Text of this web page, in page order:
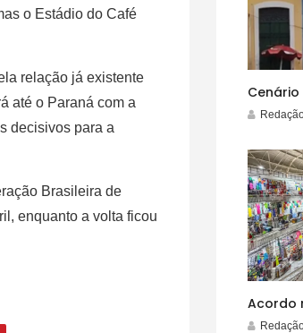
o Estádio do Café
relação já existente
até o Paraná com a
decisivos para a
Brasileira de
enquanto a volta ficou